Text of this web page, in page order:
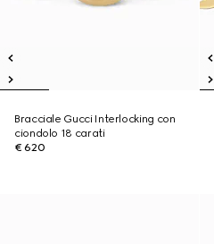
Bracciale Gucci Interlocking con
ciondolo 18 carati
€ 620